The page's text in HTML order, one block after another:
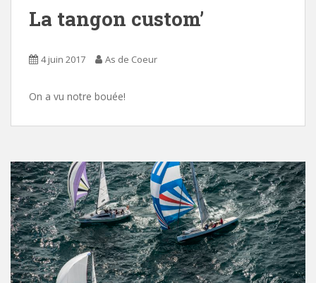
La tangon custom’
4 juin 2017 As de Coeur
On a vu notre bouée!